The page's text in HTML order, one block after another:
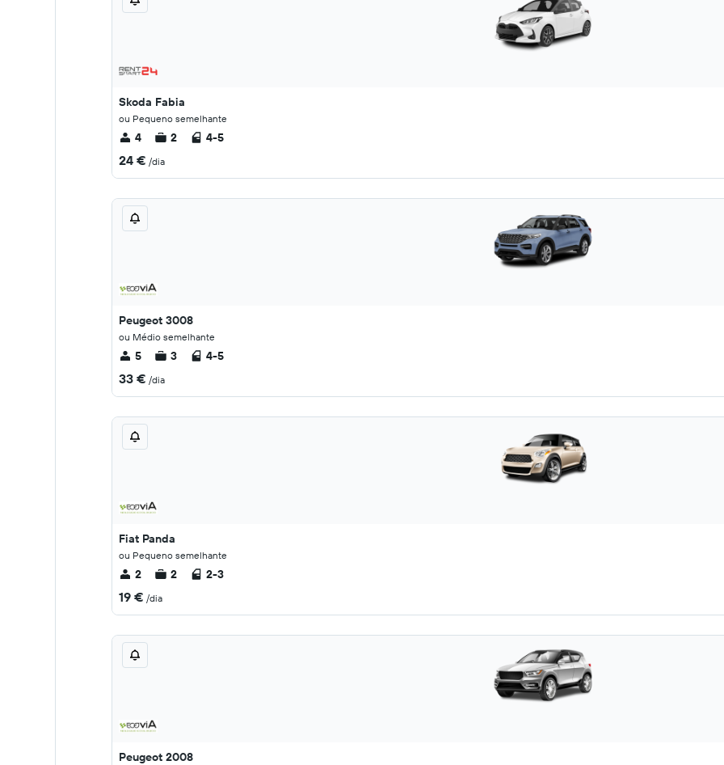
Skoda Fabia
ou Pequeno semelhante
4 2 4-5
24 € /dia
Peugeot 3008
ou Médio semelhante
5 3 4-5
33 € /dia
Fiat Panda
ou Pequeno semelhante
2 2 2-3
19 € /dia
Peugeot 2008